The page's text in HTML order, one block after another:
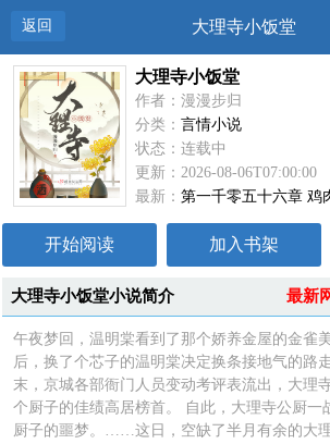
返回 大理寺小饭堂
大理寺小饭堂
作者：漫漫步归
分类：言情小说
状态：连载中
更新：2026-08-06T07:00:00
最新：第一千零五十六章 鸡
开始阅读 加入书架
最新
大理寺小饭堂小说简介
午夜梦回，温明棠看到了那个娇养金屋的金雀
后，换了个芯子的温明棠决定换条接地气的
末，京城各部衙门人员变动考评表流出，大理
个厨子的佳绩高居榜首。 自此，大理寺公厨一
厨子的噩梦。……这日，空缺了半月有余的大